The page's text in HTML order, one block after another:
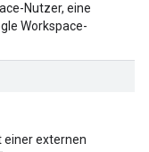
Nutzer, eine
Workspace-
einer externen